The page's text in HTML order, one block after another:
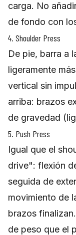
carga. No
de fondo con
4. Shoulder Press
De pie, barra a
ligeramente
vertical sin
arriba: brazos
de gravedad
5. Push Press
Igual que el
drive": flexión
seguida de
movimiento de
brazos
de peso que el